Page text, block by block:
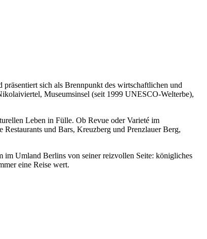
sich als Brennpunkt des wirtschaftlichen und
Museumsinsel (seit 1999 UNESCO-Welterbe),
Leben in Fülle. Ob Revue oder Varieté im
und Bars, Kreuzberg und Prenzlauer Berg,
im Umland Berlins von seiner reizvollen Seite: königliches
eine Reise wert.